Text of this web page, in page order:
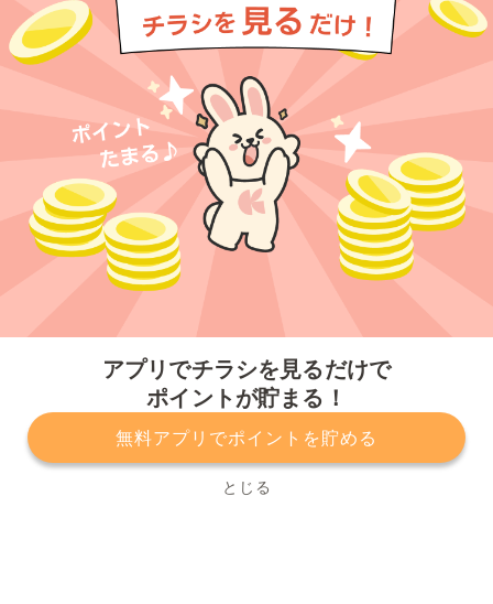
アプリでチラシを見るだけで
ポイントが貯まる！
無料アプリでポイントを貯める
とじる
プライバシーポリシー 利用規約
運営会社
サービスに関してのお問い合わせ